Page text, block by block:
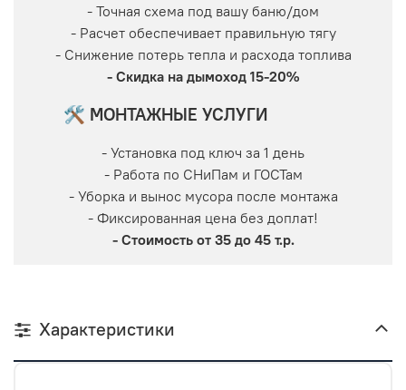
- Точная схема под вашу баню/дом
- Расчет обеспечивает правильную тягу
- Снижение потерь тепла и расхода топлива
- Скидка на дымоход 15-20%
🛠 МОНТАЖНЫЕ УСЛУГИ
- Установка под ключ за 1 день
- Работа по СНиПам и ГОСТам
- Уборка и вынос мусора после монтажа
- Фиксированная цена без доплат!
- Стоимость от 35 до 45 т.р.
Характеристики